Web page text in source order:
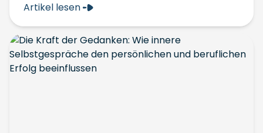
Artikel lesen